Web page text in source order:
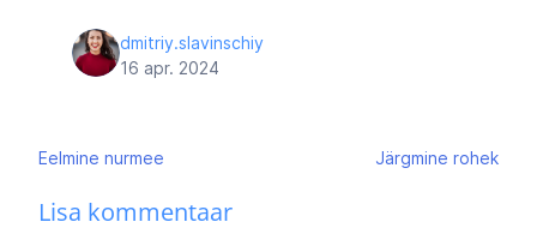
dmitriy.slavinschiy
16 apr. 2024
Navigeerimine
Eelmine nurmee Järgmine rohek
Lisa kommentaar